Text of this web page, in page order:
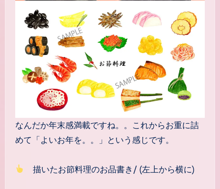
なんだか年末感満載ですね。。これからお重に詰
めて「よいお年を。。」という感じです。
描いたお節料理のお品書き/ (左上から横に)